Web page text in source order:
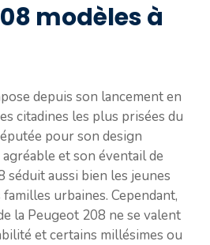
modèles à
depuis son lancement en
citadines les plus prisées du
pour son design
et son éventail de
séduit aussi bien les jeunes
urbaines. Cependant,
la Peugeot 208 ne se valent
et certains millésimes ou